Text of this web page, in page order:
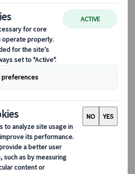
évszakok szerint
látnivalók
vonattal
keresztül
az EXPO 2025-re: Belépők,
látnivalók